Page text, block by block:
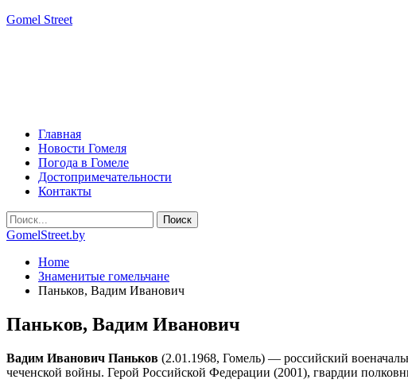
Gomel Street
Главная
Новости Гомеля
Погода в Гомеле
Достопримечательности
Контакты
GomelStreet.by
Home
Знаменитые гомельчане
Паньков, Вадим Иванович
Паньков, Вадим Иванович
Вадим Иванович Паньков (2.01.1968, Гомель) — российский
чеченской войны. Герой Российской Федерации (2001), гвардии